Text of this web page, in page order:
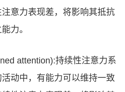
意力表现差，将影响其抵抗
力。
attention):持续性注意力系
动中，有能力可以维持一致